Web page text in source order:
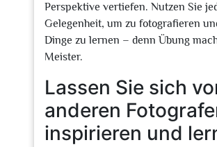
Perspektive vertiefen. Nutzen Sie
Gelegenheit, um zu fotografieren
Dinge zu lernen – denn Übung
Meister.
Lassen Sie sich
anderen
inspirieren und